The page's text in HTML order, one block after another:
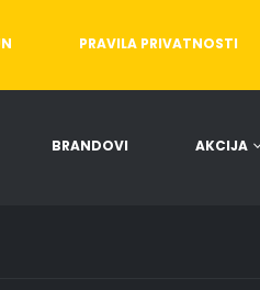
PRAVILA PRIVATNOSTI
BRANDOVI AKCIJA